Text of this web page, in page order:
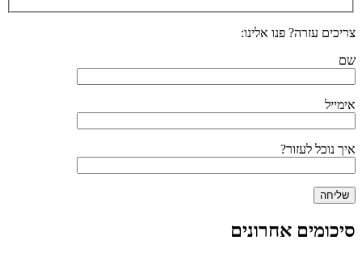
צריכים עזרה? פנו אלינו:
שם
אימייל
איך נוכל לעזור?
סיכומים אחרונים